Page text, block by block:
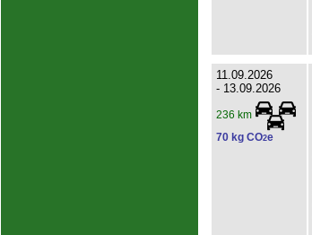
11.09.2026
- 13.09.2026
236 km
70 kg CO2e